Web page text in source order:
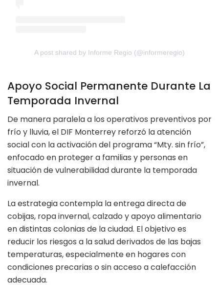
A post shared by Informe Regio (@informeregio)
Apoyo Social Permanente Durante La
Temporada Invernal
De manera paralela a los operativos preventivos por
frío y lluvia, el DIF Monterrey reforzó la atención
social con la activación del programa “Mty. sin frío”,
enfocado en proteger a familias y personas en
situación de vulnerabilidad durante la temporada
invernal.
La estrategia contempla la entrega directa de
cobijas, ropa invernal, calzado y apoyo alimentario
en distintas colonias de la ciudad. El objetivo es
reducir los riesgos a la salud derivados de las bajas
temperaturas, especialmente en hogares con
condiciones precarias o sin acceso a calefacción
adecuada.